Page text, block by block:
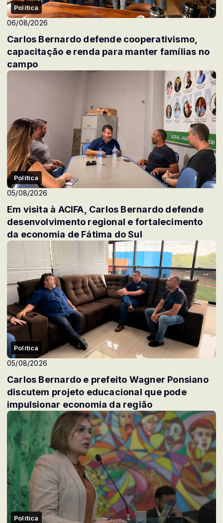
Politica
06/08/2026
Carlos Bernardo defende cooperativismo,
capacitação e renda para manter famílias no
campo
Politica
05/08/2026
Em visita à ACIFA, Carlos Bernardo defende
desenvolvimento regional e fortalecimento
da economia de Fátima do Sul
Politica
05/08/2026
Carlos Bernardo e prefeito Wagner Ponsiano
discutem projeto educacional que pode
impulsionar economia da região
Politica